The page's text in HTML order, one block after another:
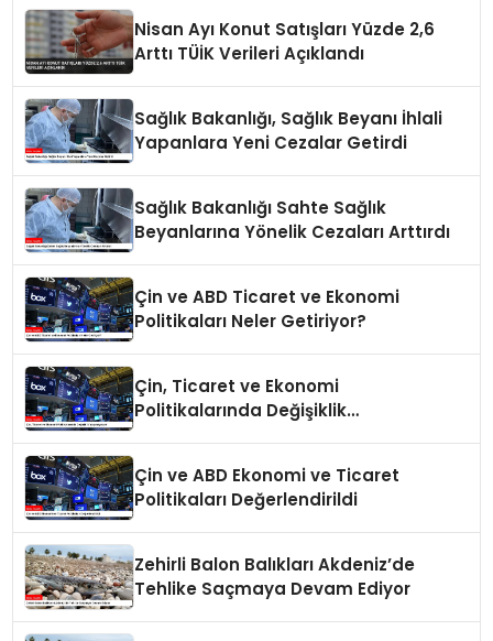
Nisan Ayı Konut Satışları Yüzde 2,6
Arttı TÜİK Verileri Açıklandı
Sağlık Bakanlığı, Sağlık Beyanı İhlali
Yapanlara Yeni Cezalar Getirdi
Sağlık Bakanlığı Sahte Sağlık
Beyanlarına Yönelik Cezaları Arttırdı
Çin ve ABD Ticaret ve Ekonomi
Politikaları Neler Getiriyor?
Çin, Ticaret ve Ekonomi
Politikalarında Değişiklik
Çin ve ABD Ekonomi ve Ticaret
Politikaları Değerlendirildi
Zehirli Balon Balıkları Akdeniz’de
Tehlike Saçmaya Devam Ediyor